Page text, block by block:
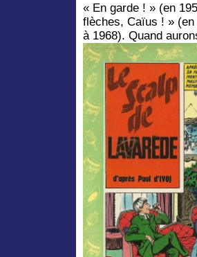
« En garde ! » (en
flèches, Caïus ! » (en
à 1968). Quand